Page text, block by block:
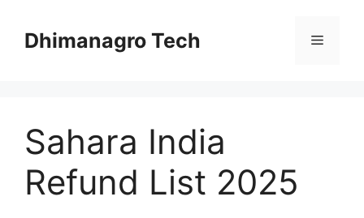
contentDhimanagro Tech Menu
Sahara India
Refund List 2025